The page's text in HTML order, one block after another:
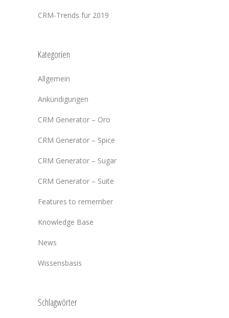
CRM-Trends für 2019
Kategorien
Allgemein
Ankündigungen
CRM Generator – Oro
CRM Generator – Spice
CRM Generator – Sugar
CRM Generator – Suite
Features to remember
Knowledge Base
News
Wissensbasis
Schlagwörter